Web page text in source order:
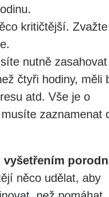
kritičtější. Zvažte
nutně
čtyři hodiny, měli
atd. Vše je o
zaznamenat
vyšetřením
něco udělat, aby